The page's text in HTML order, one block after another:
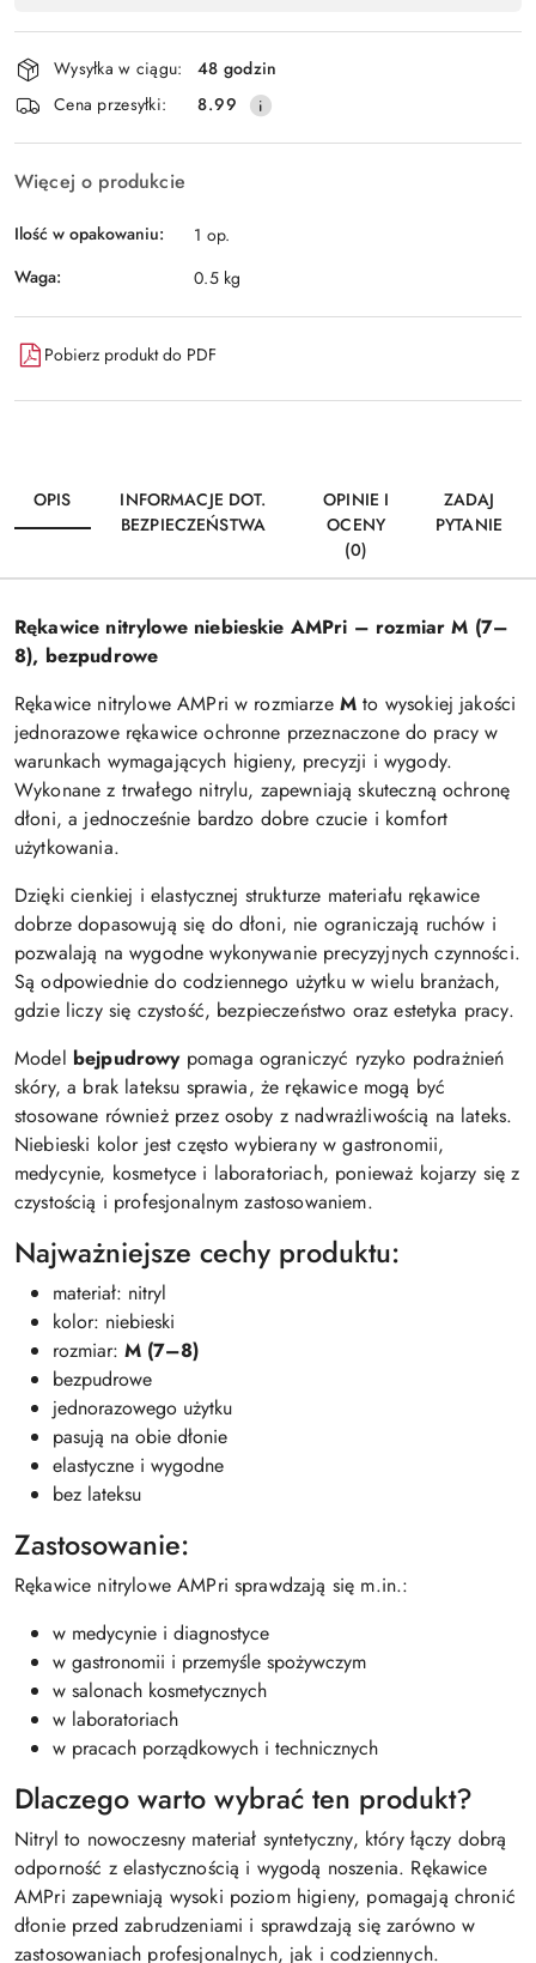
płatność
i
dostawa
Wysyłka w ciągu:
48 godzin
Cena przesyłki:
8.99
Więcej o produkcie
Ilość w opakowaniu:
1 op.
Waga:
0.5 kg
Pobierz produkt do PDF
OPIS
INFORMACJE DOT.
BEZPIECZEŃSTWA
OPINIE I
OCENY
(0)
ZADAJ
PYTANIE
Rękawice nitrylowe niebieskie AMPri – rozmiar M (7–
8), bezpudrowe
Rękawice nitrylowe AMPri w rozmiarze M to wysokiej jakości
jednorazowe rękawice ochronne przeznaczone do pracy w
warunkach wymagających higieny, precyzji i wygody.
Wykonane z trwałego nitrylu, zapewniają skuteczną ochronę
dłoni, a jednocześnie bardzo dobre czucie i komfort
użytkowania.
Dzięki cienkiej i elastycznej strukturze materiału rękawice
dobrze dopasowują się do dłoni, nie ograniczają ruchów i
pozwalają na wygodne wykonywanie precyzyjnych czynności.
Są odpowiednie do codziennego użytku w wielu branżach,
gdzie liczy się czystość, bezpieczeństwo oraz estetyka pracy.
Model bejpudrowypomaga ograniczyć ryzyko podrażnień
skóry, a brak lateksu sprawia, że rękawice mogą być
stosowane również przez osoby z nadwrażliwością na lateks.
Niebieski kolor jest często wybierany w gastronomii,
medycynie, kosmetyce i laboratoriach, ponieważ kojarzy się z
czystością i profesjonalnym zastosowaniem.
Najważniejsze cechy produktu:
materiał: nitryl
kolor: niebieski
rozmiar: M (7–8)
bezpudrowe
jednorazowego użytku
pasują na obie dłonie
elastyczne i wygodne
bez lateksu
Zastosowanie:
Rękawice nitrylowe AMPri sprawdzają się m.in.:
w medycynie i diagnostyce
w gastronomii i przemyśle spożywczym
w salonach kosmetycznych
w laboratoriach
w pracach porządkowych i technicznych
Dlaczego warto wybrać ten produkt?
Nitryl to nowoczesny materiał syntetyczny, który łączy dobrą
odporność z elastycznością i wygodą noszenia. Rękawice
AMPri zapewniają wysoki poziom higieny, pomagają chronić
dłonie przed zabrudzeniami i sprawdzają się zarówno w
zastosowaniach profesjonalnych, jak i codziennych.